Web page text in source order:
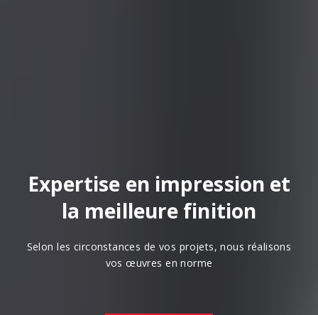
Expertise en impression et
la meilleure finition
Selon les circonstances de vos projets, nous réalisons
vos œuvres en norme